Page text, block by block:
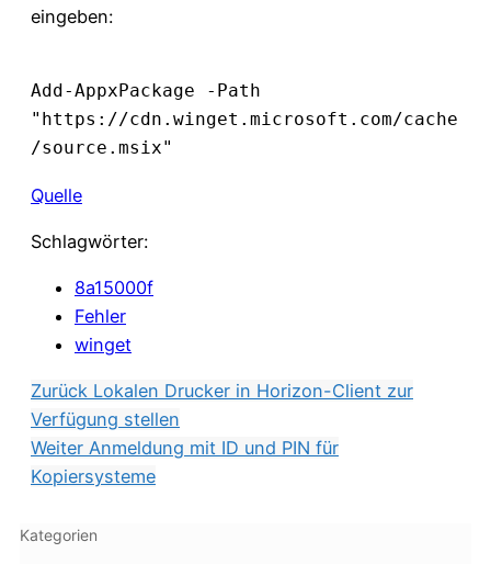
eingeben:
Add-AppxPackage -Path
"https://cdn.winget.microsoft.com/cache
Quelle
Schlagwörter:
8a15000f
Fehler
winget
Zurück Lokalen Drucker in Horizon-Client zur
Verfügung stellen
Weiter Anmeldung mit ID und PIN für
Kopiersysteme
Kategorien